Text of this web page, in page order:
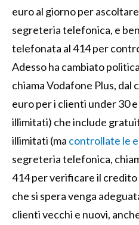
euro al giorno per
segreteria telefonica, e
telefonata al 414 per
Adesso ha cambiato
chiama Vodafone Plus, dal
euro per i clienti under 30
illimitati) che include
illimitati (ma controllate le
segreteria telefonica,
414 per verificare il credito
che si spera venga
clienti vecchi e nuovi,